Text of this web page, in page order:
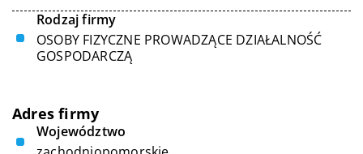
Rodzaj firmy
OSOBY FIZYCZNE PROWADZĄCE DZIAŁALNOŚĆ
GOSPODARCZĄ
Adres firmy
Województwo